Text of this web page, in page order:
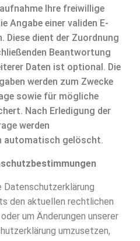
Ihre freiwillige
Angabe einer validen E-
Diese dient der Zuordnung
Beantwortung
Daten ist optional. Die
werden zum Zwecke
sowie für mögliche
Nach Erledigung der
werden
automatisch gelöscht.
Datenschutzerklärung
den aktuellen rechtlichen
um Änderungen unserer
umzusetzen,